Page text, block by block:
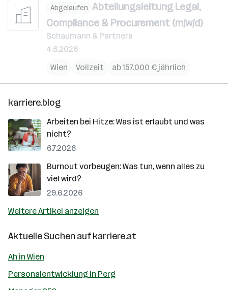
Abgelaufen Abteilungsleitung Legal,
Compliance & Procurement (m/w/d)
Schaumann & Partners
4.6.2026
Wien
Vollzeit ab 157.000 € jährlich
karriere.blog
Arbeiten bei Hitze: Was ist erlaubt und was
nicht?
6.7.2026
Burnout vorbeugen: Was tun, wenn alles zu
viel wird?
29.6.2026
Weitere Artikel anzeigen
Aktuelle Suchen aufkarriere.at
Ah in Wien
Personalentwicklung in Perg